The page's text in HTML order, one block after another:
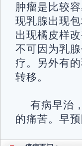
肿瘤是比较
现乳腺出现
出现橘皮样
不可因为乳
疗。另外有
转移。
有病早治
的痛苦。早